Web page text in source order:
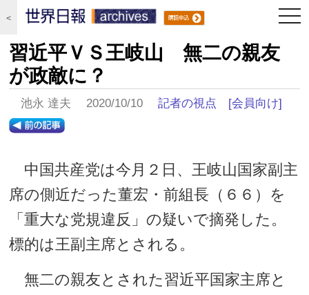
＜
習近平ＶＳ王岐山 無二の親友
が政敵に？
池永 達夫 2020/10/10記者の視点 [会員向け]
中国共産党は今月２日、王岐山国家副主
席の側近だった董宏・前組長（６６）を
「重大な党規違反」の疑いで摘発した。
標的は王副主席とされる。
無二の親友とされた習近平国家主席と